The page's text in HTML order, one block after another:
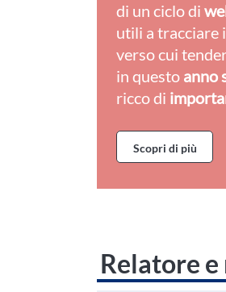
di un ciclo di
utili a tracciare
verso cui
in questo anno
ricco di
Scopri di più
Relatore